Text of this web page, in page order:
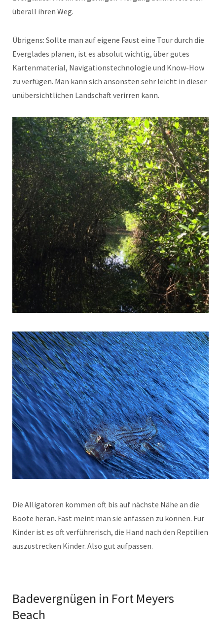
überall ihren Weg.
Übrigens: Sollte man auf eigene Faust eine Tour durch die
Everglades planen, ist es absolut wichtig, über gutes
Kartenmaterial, Navigationstechnologie und Know-How
zu verfügen. Man kann sich ansonsten sehr leicht in dieser
unübersichtlichen Landschaft verirren kann.
Die Alligatoren kommen oft bis auf nächste Nähe an die
Boote heran. Fast meint man sie anfassen zu können. Für
Kinder ist es oft verführerisch, die Hand nach den Reptilien
auszustrecken Kinder. Also gut aufpassen.
Badevergnügen in Fort Meyers
Beach